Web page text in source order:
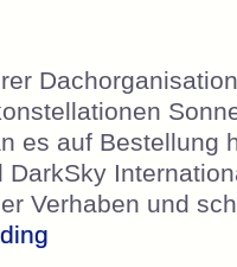
es auf Bestellung
Verhaben und
„DarkSky